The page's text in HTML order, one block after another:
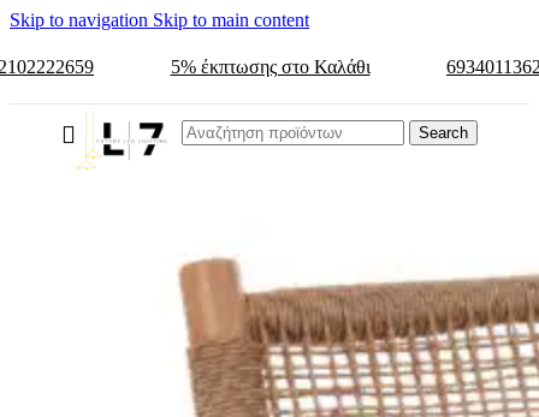
Skip to navigation Skip to main content
5% έκπτωσης στο Καλάθι
Search